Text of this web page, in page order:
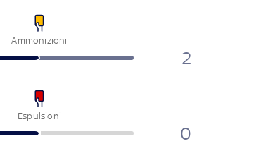
Ammonizioni
2
Espulsioni
0